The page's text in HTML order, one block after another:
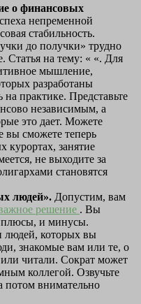
о финансовых
непременной
стабильность.
до получки» трудно
Статья на тему: « «. Для
мышление,
разработаны
практике. Представьте
независимым, а
это дает. Можете
вы сможете теперь
курортах, занятие
не выходите за
становятся
людей». Допустим, вам
решение . Вы
плюсы, и минусы.
людей, которых вы
знакомые вам или те, о
читали. Сократ может
коллегой. Озвучьте
потом внимательно